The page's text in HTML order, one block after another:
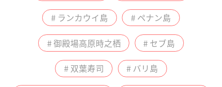
# ランカウイ島 # ペナン島
# 御殿場高原時之栖 # セブ島
# 双葉寿司 # バリ島